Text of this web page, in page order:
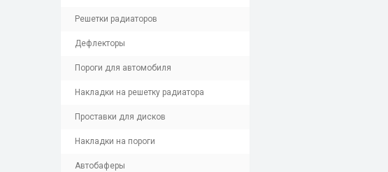
Решетки радиаторов
Дефлекторы
Пороги для автомобиля
Накладки на решетку радиатора
Проставки для дисков
Накладки на пороги
Автобаферы